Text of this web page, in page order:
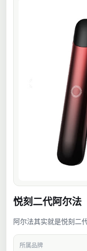
悦刻二代阿尔法
阿尔法其实就是悦刻二
所属品牌